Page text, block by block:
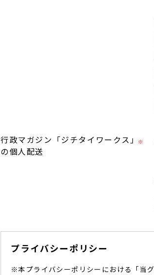
行政マガジン「ジチタイワークス」
の個人配送
※
プライバシーポリシー
※本プライバシーポリシーにおける「当